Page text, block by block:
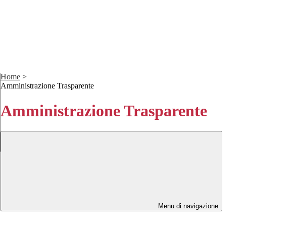
Home >
Amministrazione Trasparente
Amministrazione Trasparente
Menu di navigazione